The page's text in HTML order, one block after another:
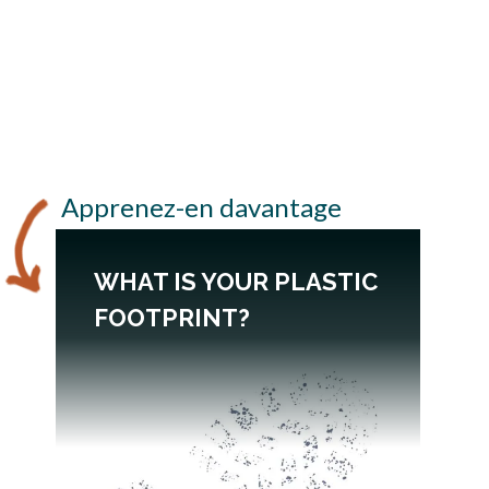
Apprenez-en davantage
WHAT IS YOUR PLASTIC
FOOTPRINT?